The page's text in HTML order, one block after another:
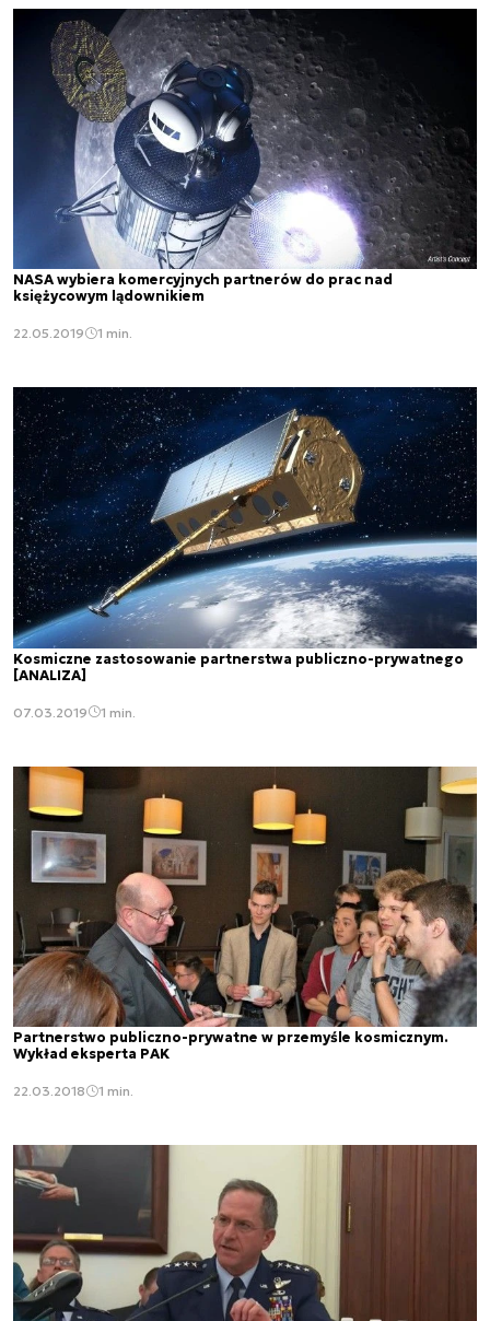
NASA wybiera komercyjnych partnerów do prac nad
księżycowym lądownikiem
22.05.2019 1 min.
Kosmiczne zastosowanie partnerstwa publiczno-prywatnego
[ANALIZA]
07.03.2019 1 min.
Partnerstwo publiczno-prywatne w przemyśle kosmicznym.
Wykład eksperta PAK
22.03.2018 1 min.